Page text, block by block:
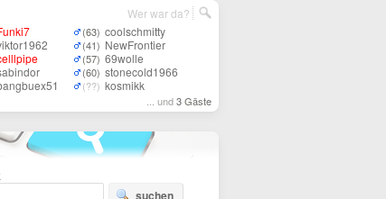
(63) coolschmitty
(41) NewFrontier
(57) 69wolle
(60) stonecold1966
(??) kosmikk
... und3 Gäste
Wer war da?
suchen